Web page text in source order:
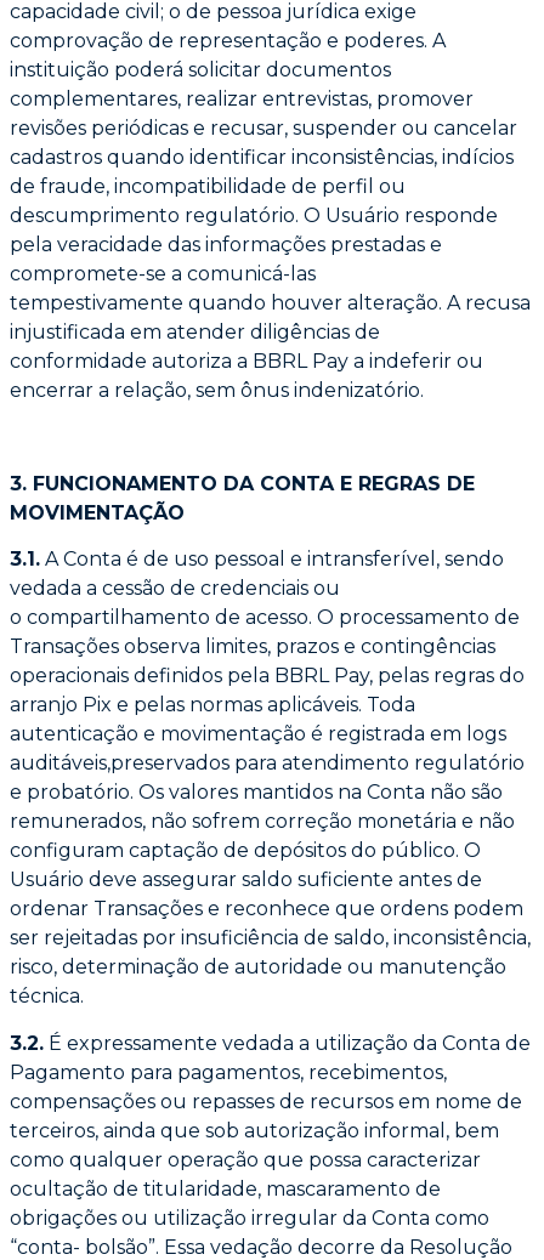
capacidade civil; o de pessoa jurídica exige
comprovação de representação e poderes. A
instituição poderá solicitar documentos
complementares, realizar entrevistas, promover
revisões periódicas e recusar, suspender ou cancelar
cadastros quando identificar inconsistências, indícios
de fraude, incompatibilidade de perfil ou
descumprimento regulatório. O Usuário responde
pela veracidade das informações prestadas e
compromete-se a comunicá-las
tempestivamente quando houver alteração. A recusa
injustificada em atender diligências de
conformidade autoriza a BBRL Pay a indeferir ou
encerrar a relação, sem ônus indenizatório.
3. FUNCIONAMENTO DA CONTA E REGRAS DE
MOVIMENTAÇÃO
3.1. A Conta é de uso pessoal e intransferível, sendo
vedada a cessão de credenciais ou
o compartilhamento de acesso. O processamento de
Transações observa limites, prazos e contingências
operacionais definidos pela BBRL Pay, pelas regras do
arranjo Pix e pelas normas aplicáveis. Toda
autenticação e movimentação é registrada em logs
auditáveis,preservados para atendimento regulatório
e probatório. Os valores mantidos na Conta não são
remunerados, não sofrem correção monetária e não
configuram captação de depósitos do público. O
Usuário deve assegurar saldo suficiente antes de
ordenar Transações e reconhece que ordens podem
ser rejeitadas por insuficiência de saldo, inconsistência,
risco, determinação de autoridade ou manutenção
técnica.
3.2. É expressamente vedada a utilização da Conta de
Pagamento para pagamentos, recebimentos,
compensações ou repasses de recursos em nome de
terceiros, ainda que sob autorização informal, bem
como qualquer operação que possa caracterizar
ocultação de titularidade, mascaramento de
obrigações ou utilização irregular da Conta como
“conta- bolsão”. Essa vedação decorre da Resolução